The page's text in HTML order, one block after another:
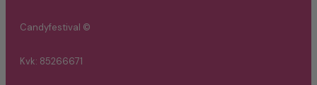
Candyfestival ©
Kvk: 85266671